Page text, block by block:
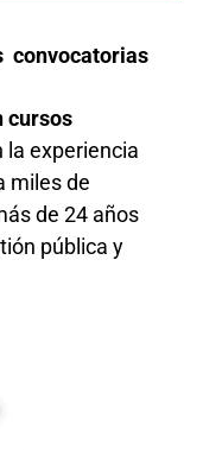
convocatorias
cursos
la experiencia
miles de
de 24 años
pública y